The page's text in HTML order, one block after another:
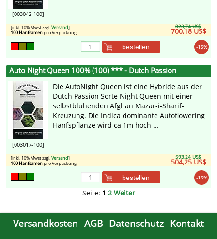
[003042-100]
823,74 US$
700,18 US$
[inkl. 10% Mwst zzgl.Versand]
100 Hanfsamenpro Verpackung
-15%
bestellen
Auto Night Queen 100% (100) *** - Dutch Passion
[003017-100]
Die AutoNight Queen ist eine Hybride aus der
Dutch Passion Sorte Night Queen mit einer
selbstblühenden Afghan Mazar-i-Sharif-
Kreuzung. Die Indica dominante Autoflowering
Hanfspflanze wird ca 1m hoch ...
593,24 US$
504,25 US$
[inkl. 10% Mwst zzgl.Versand]
100 Hanfsamenpro Verpackung
-15%
bestellen
Seite: 1 2 Weiter
Versandkosten AGB Datenschutz Kontakt